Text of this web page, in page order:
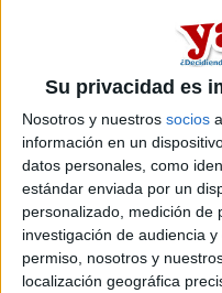
Su privacidad es
Nosotros y nuestros socios
información en un
datos personales, como
estándar enviada por un
personalizado, medición de
investigación de audiencia
permiso, nosotros y
localización geográfica
1.0 años
Créditos ECTS:
60
Coste primer año:
2120 €
¿Qué
Zaste 31/12/2025
Buenas,